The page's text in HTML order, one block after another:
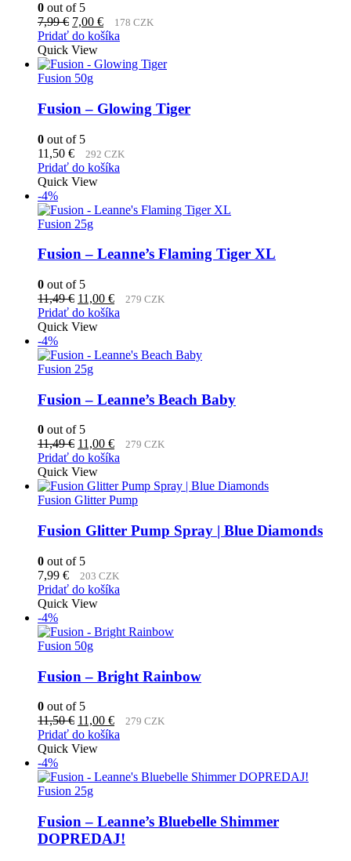
0 out of 5
7,99€ Pôvodná
cena
bola:
7,99 €.
7,00 €Aktuálna
cena
7,00 €.
178 CZK
Pridať do košíka
Quick View
Fusion 50g
Fusion – Glowing Tiger
0 out of 5
11,50 € 292 CZK
Pridať do košíka
Quick View
-4%
Fusion 25g
Fusion – Leanne’s Flaming Tiger XL
0 out of 5
11,49€ Pôvodná
cena
bola:
11,00 €Aktuálna
cena
279 CZK
Pridať do košíka
Quick View
-4%
Fusion 25g
Fusion – Leanne’s Beach Baby
0 out of 5
11,49€ Pôvodná
cena
bola:
11,49 €.
11,00 €Aktuálna
cena
11,00 €.
279 CZK
Pridať do košíka
Quick View
Fusion Glitter Pump
Fusion Glitter Pump Spray | Blue Diamonds
0 out of 5
7,99 € 203 CZK
Pridať do košíka
Quick View
-4%
Fusion 50g
Fusion – Bright Rainbow
0 out of 5
11,50€ Pôvodná
cena
bola:
11,00 €Aktuálna
cena
279 CZK
Pridať do košíka
Quick View
-4%
Fusion 25g
Fusion – Leanne’s Bluebelle Shimmer
DOPREDAJ!